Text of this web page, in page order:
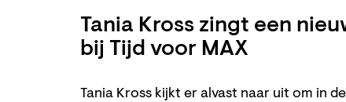
Tania Kross zingt een
bij Tijd voor MAX
Tania Kross kijkt er alvast naar uit om in